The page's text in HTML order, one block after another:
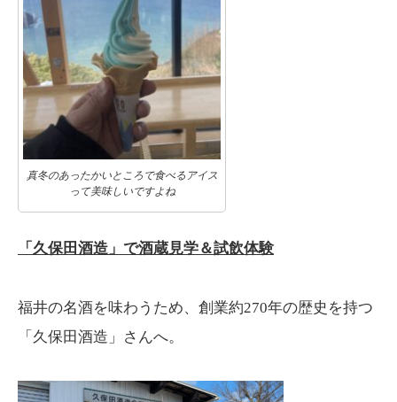
真冬のあったかいところで食べるアイス
って美味しいですよね
「久保田酒造」で酒蔵見学＆試飲体験
福井の名酒を味わうため、創業約270年の歴史を持つ
「久保田酒造」さんへ。